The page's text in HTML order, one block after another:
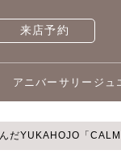
来店予約
アニバーサリージュ
だYUKAHOJO「